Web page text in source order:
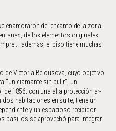
enamoraron del encanto de la zona,
de los elementos originales
además, el piso tiene muchas
de Victoria Belousova, cuyo objetivo
"un diamante sin pulir", un
de 1856, con una alta protección ar-
habitaciones en suite, tiene un
y un espacioso recibidor
pasillos se aprovechó para integrar